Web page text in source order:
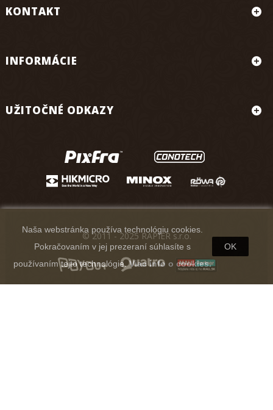
KONTAKT
INFORMÁCIE
UŽITOČNÉ ODKAZY
Naša webstránka používa technológiu cookies.
Pokračovaním v jej prezeraní súhlasíte s
používaním tejto technológie.Viac info o cookies.
OK
© 2011 - 2025 RAPIER s.r.o.